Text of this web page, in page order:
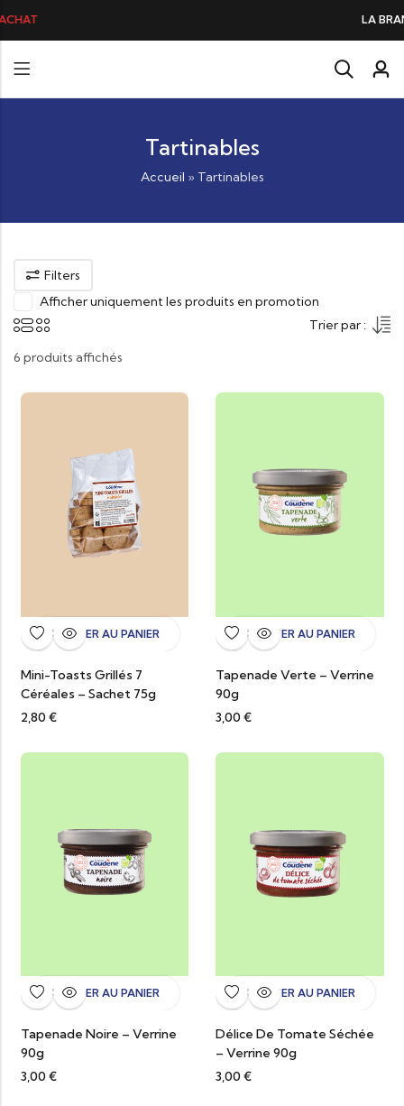
LA BRANDADE DE MORUE PRÉFÉRÉE DES GOURMANDS, N°1 DANS LES
Tartinables
Accueil » Tartinables
Filters
Afficher uniquement les produits en promotion
Trier par :
6 produits affichés
AJOUTER AU PANIER
Mini-Toasts Grillés 7
Céréales – Sachet 75g
2,80 €
AJOUTER AU PANIER
Tapenade Verte – Verrine
90g
3,00 €
AJOUTER AU PANIER
Tapenade Noire – Verrine
90g
3,00 €
AJOUTER AU PANIER
Délice De Tomate Séchée
– Verrine 90g
3,00 €